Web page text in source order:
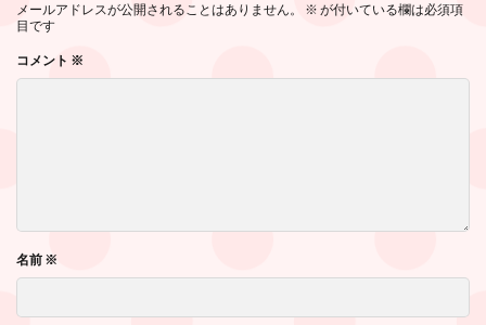
メールアドレスが公開されることはありません。 ※ が付いている欄は必須項
目です
コメント ※
名前 ※